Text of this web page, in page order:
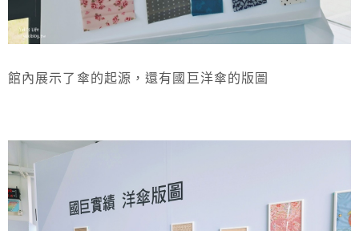
館內展示了傘的起源，還有國巨洋傘的版圖